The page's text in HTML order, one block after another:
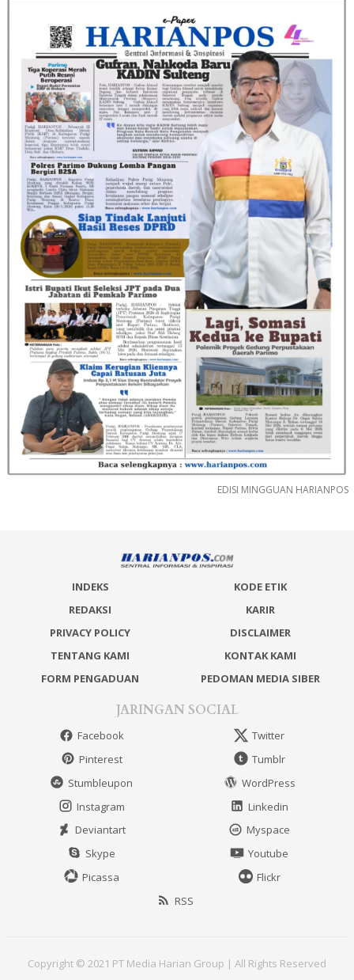
EDISI MINGGUAN HARIANPOS
INDEKS
KODE ETIK
REDAKSI
KARIR
PRIVACY POLICY
DISCLAIMER
TENTANG KAMI
KONTAK KAMI
FORM PENGADUAN
PEDOMAN MEDIA SIBER
JARINGAN SOCIAL
Facebook
Twitter
Pinterest
Tumblr
Stumbleupon
WordPress
Instagram
Linkedin
Deviantart
Myspace
Skype
Youtube
Picassa
Flickr
RSS
Copyright © 2021 PT Media Harian Group | All Rights Reserved